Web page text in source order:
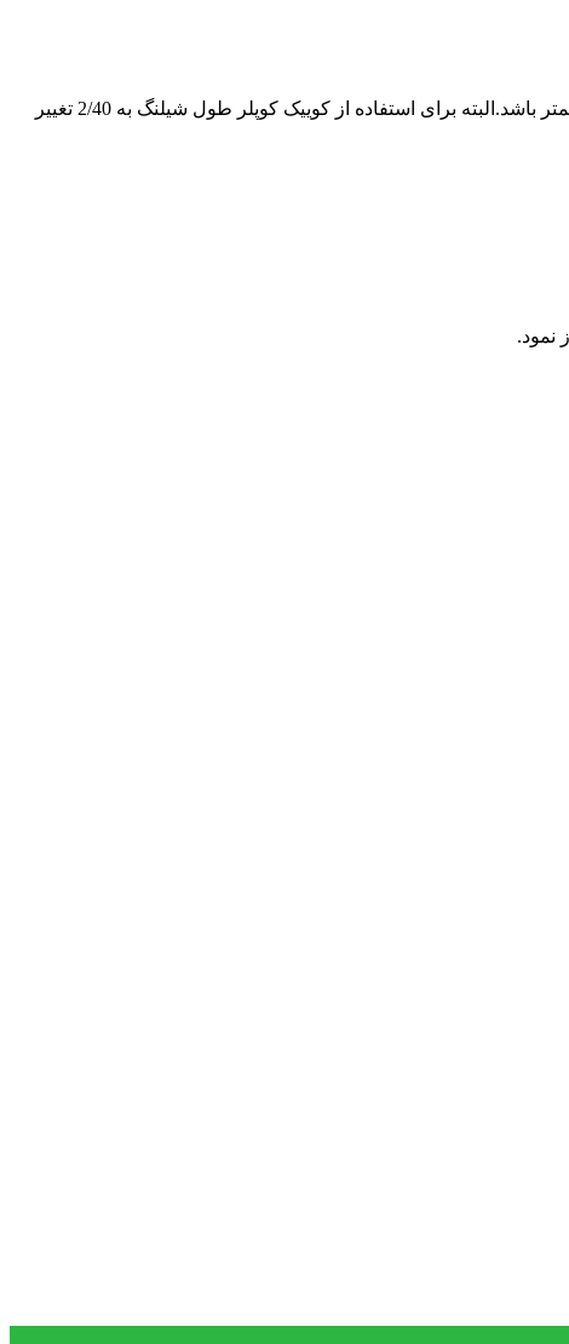
“در چکش هیدرولیکی بایستی از شیلنگهای سیم دار 4 لایه و با مقامت حداقل 360 بار استفاده نمود.طول شیلنگ بایستی حداقل 2/20 سانتیمتر باشد.البته برای استفاده از کوییک کوپلر طول شیلنگ به 2/40 تغییر